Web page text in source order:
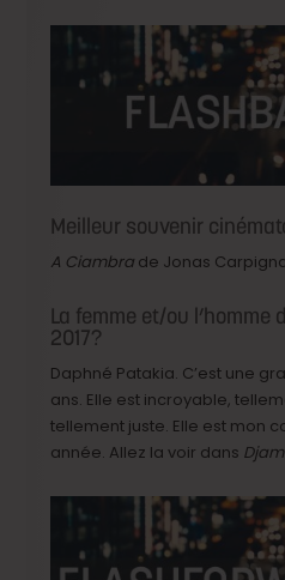
Meilleur souvenir
A Ciambra de Jonas
La femme et/ou l’homme
2017?
Daphné Patakia. C’est une
ans. Elle est incroyable,
tellement juste. Elle est mon
année. Allez la voir dans Djam